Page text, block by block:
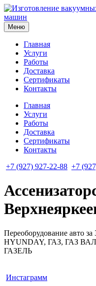
Меню
Главная
Услуги
Работы
Доставка
Сертификаты
Контакты
Главная
Услуги
Работы
Доставка
Сертификаты
Контакты
+7 (927) 927-22-88 +7
Переоборудование авто за
HYUNDAY, ГАЗ, ГАЗ
ГАЗЕЛЬ
Инстаграмм